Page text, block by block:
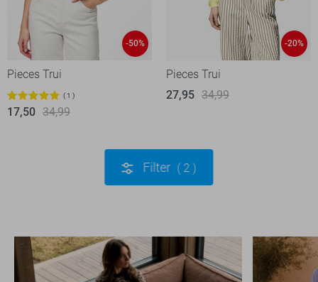
-50%
Pieces Trui
1
17,50 34,99
-20%
Pieces Trui
27,95 34,99
Filter 2